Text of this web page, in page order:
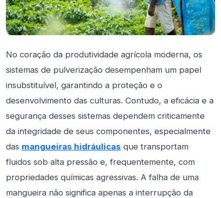
No coração da produtividade agrícola moderna, os
sistemas de pulverização desempenham um papel
insubstituível, garantindo a proteção e o
desenvolvimento das culturas. Contudo, a eficácia e a
segurança desses sistemas dependem criticamente
da integridade de seus componentes, especialmente
das mangueiras hidráulicas que transportam
fluidos sob alta pressão e, frequentemente, com
propriedades químicas agressivas. A falha de uma
mangueira não significa apenas a interrupção da